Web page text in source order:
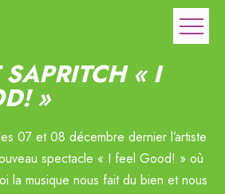
« I
»
07 et 08 décembre dernier l’artiste
spectacle « I feel Good! » où
la musique nous fait du bien et nous